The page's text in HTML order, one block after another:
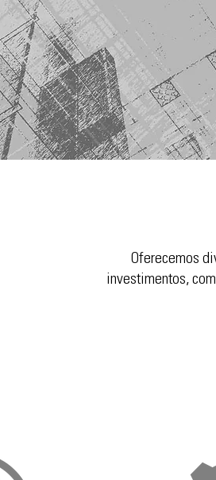
Oferecemos
investimentos,